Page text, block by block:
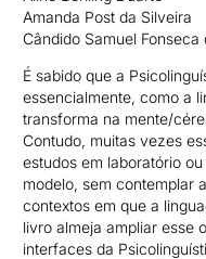
Amanda Post da Silveira
Cândido Samuel Fonseca
É sabido que a
essencialmente, como a
transforma na mente/
Contudo, muitas vezes
estudos em laboratório
modelo, sem contemplar
contextos em que a
livro almeja ampliar esse
interfaces da